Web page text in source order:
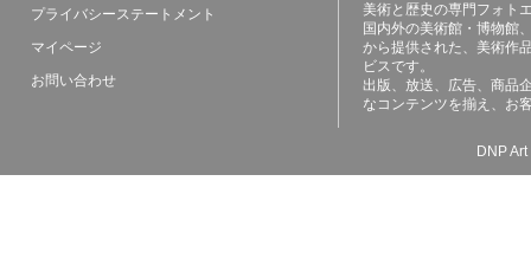
プライバシーステートメント
マイページ
お問い合わせ
美術と歴史の専門フォト
国内外の美術館・博物館
から提供された、美術作
ビスです。
出版、放送、広告、商品
なコンテンツを揃え、お
DNP